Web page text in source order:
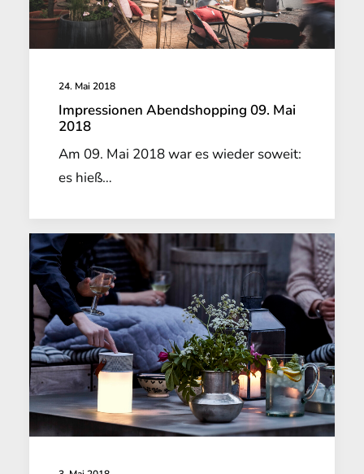
24. Mai 2018
Impressionen Abendshopping 09. Mai
2018
Am 09. Mai 2018 war es wieder soweit:
es hieß…